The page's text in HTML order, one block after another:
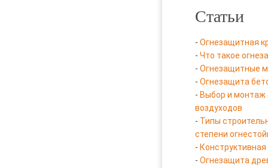
Статьи
- Огнезащитная
- Что такое
- Огнезащитные
- Огнезащита
- Выбор и монтаж
воздуходов
- Типы
степени
-
- Огнезащита